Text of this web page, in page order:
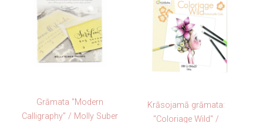
Grāmata "Modern
Calligraphy" / Molly Suber
Krāsojamā grāmata:
"Coloriage Wild" /